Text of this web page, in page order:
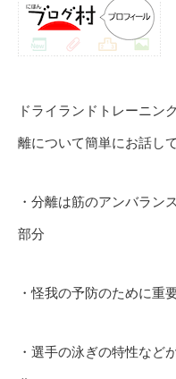
ドライランドトレーニン
離について簡単にお話して
・分離は筋のアンバラン
部分
・怪我の予防のために重
・選手の泳ぎの特性など